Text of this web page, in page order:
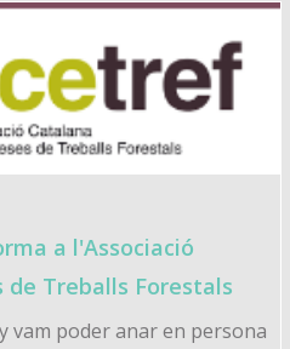
a l'Associació
de Treballs Forestals
vam poder anar en persona